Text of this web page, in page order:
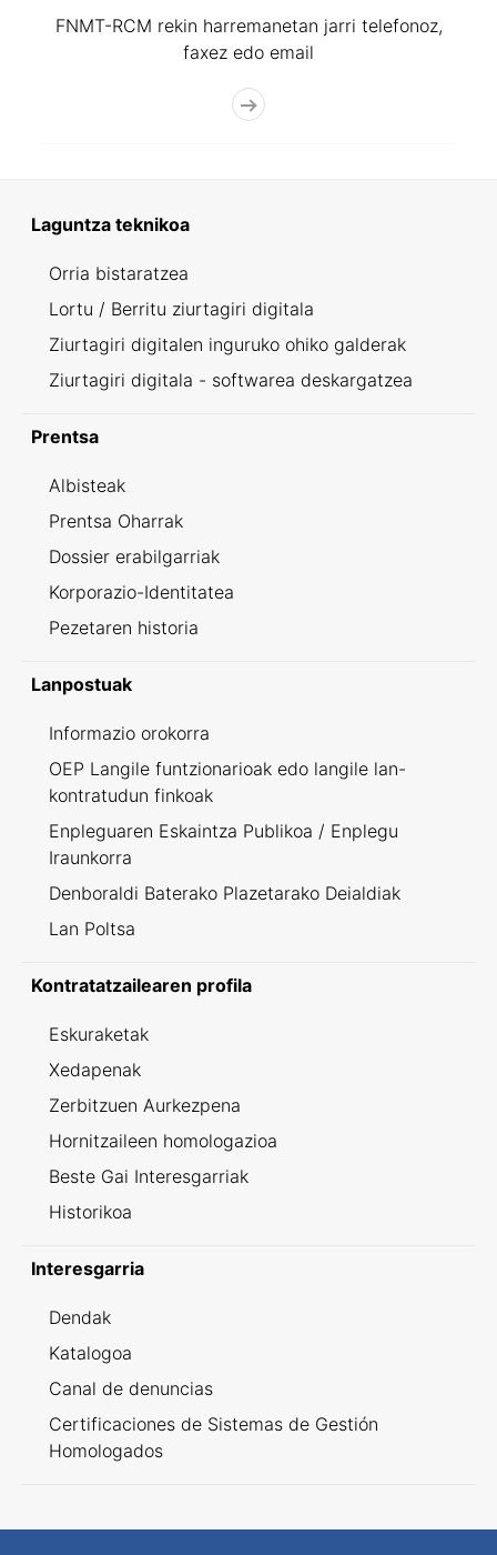
FNMT-RCM rekin harremanetan jarri telefonoz,
faxez edo email
Laguntza teknikoa
Orria bistaratzea
Lortu / Berritu ziurtagiri digitala
Ziurtagiri digitalen inguruko ohiko galderak
Ziurtagiri digitala - softwarea deskargatzea
Prentsa
Albisteak
Prentsa Oharrak
Dossier erabilgarriak
Korporazio-Identitatea
Pezetaren historia
Lanpostuak
Informazio orokorra
OEP Langile funtzionarioak edo langile lan-
kontratudun finkoak
Enpleguaren Eskaintza Publikoa / Enplegu
Iraunkorra
Denboraldi Baterako Plazetarako Deialdiak
Lan Poltsa
Kontratatzailearen profila
Eskuraketak
Xedapenak
Zerbitzuen Aurkezpena
Hornitzaileen homologazioa
Beste Gai Interesgarriak
Historikoa
Interesgarria
Dendak
Katalogoa
Canal de denuncias
Certificaciones de Sistemas de Gestión
Homologados